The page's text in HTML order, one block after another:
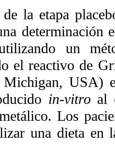
la etapa
determinación
un
el reactivo de
USA)
in-vitro al
Los
una dieta en